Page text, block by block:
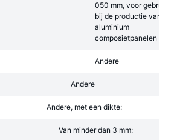
050 mm, voor gebruik
bij de productie van
aluminium
composietpanelen
Andere
Andere
Andere, met een dikte:
Van minder dan 3 mm: